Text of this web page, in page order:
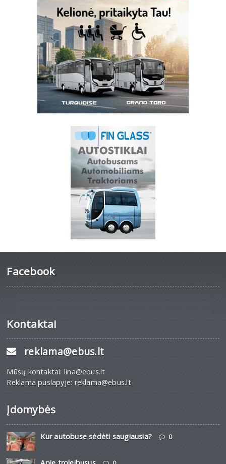
Facebook
Kontaktai
reklama@ebus.lt
Mūsų kontaktai: lina@ebus.lt
Reklama puslapyje: reklama@ebus.lt
Įdomybės
Kur autobuse sėdėti saugiausia? 0